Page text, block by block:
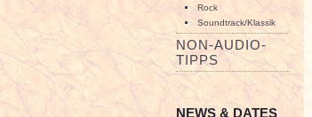
Rock
Soundtrack/Klassik
NON-AUDIO-
TIPPS
NEWS & DATES